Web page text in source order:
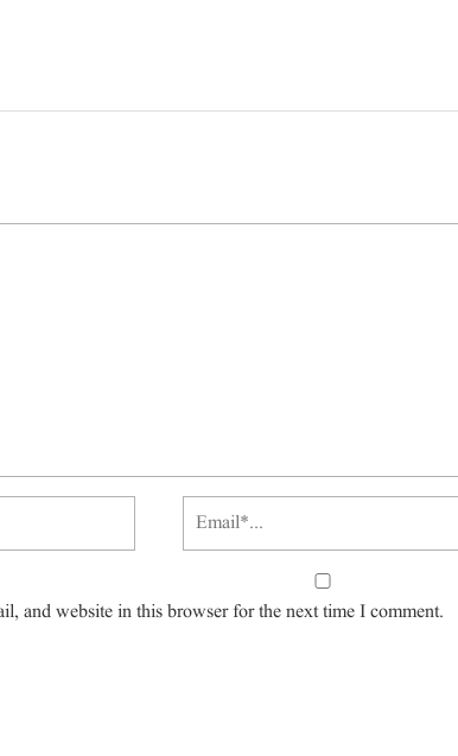
and website in this browser for the next time I comment.